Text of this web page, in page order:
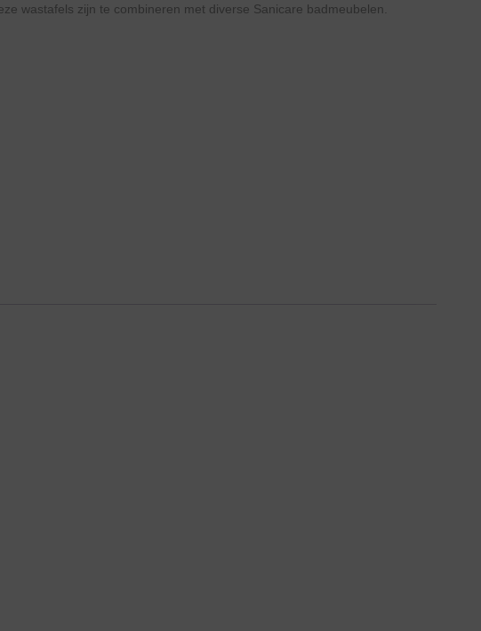
wastafels zijn te combineren met diverse Sanicare badmeubelen.